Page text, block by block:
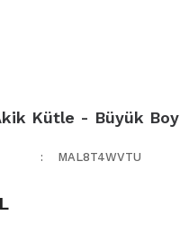
Kütle - Büyük Boy
MAL8T4WVTU